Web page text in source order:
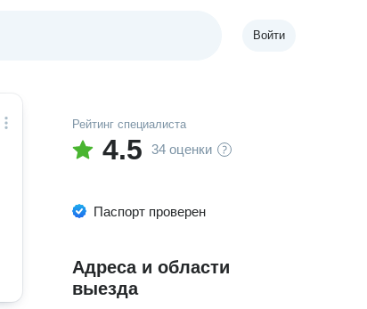
Войти
Рейтинг специалиста
4.5 34 оценки
Паспорт проверен
Адреса и области
выезда